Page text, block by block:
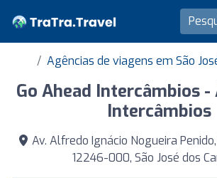
Agências de viagens em São
Go Ahead Intercâmbios -
Intercâmbios
Av. Alfredo Ignácio Nogueira
12246-000, São José dos